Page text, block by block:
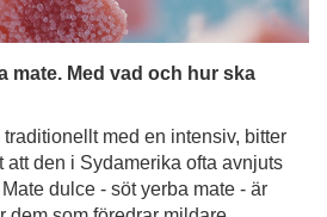
mate. Med vad och hur ska
med en intensiv, bitter
att den i Sydamerika ofta avnjuts
dulce - söt yerba mate - är